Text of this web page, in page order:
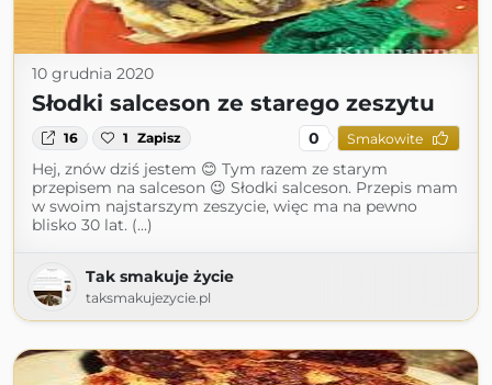
10 grudnia 2020
Słodki salceson ze starego zeszytu
16 1 Zapisz 0 Smakowite
Hej, znów dziś jestem 😊 Tym razem ze starym
przepisem na salceson 😉 Słodki salceson. Przepis mam
w swoim najstarszym zeszycie, więc ma na pewno
blisko 30 lat. (...)
Tak smakuje życie
taksmakujezycie.pl